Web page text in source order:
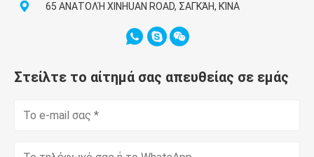
65 ΑΝΑΤΟΛΉ XINHUAN ROAD, ΣΑΓΚΆΗ, ΚΊΝΑ
Στείλτε το αίτημά σας απευθείας σε εμάς